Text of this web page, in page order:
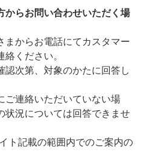
からお問い合わせいただく場
まからお電話にてカスタマー
ください。
認次第、対象のかたに回答し
ご連絡いただいていない場
状況については回答できませ
ト記載の範囲内でのご案内の